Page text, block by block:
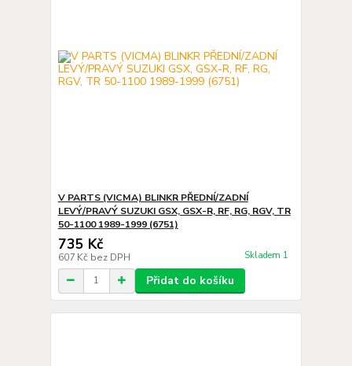
V PARTS (VICMA) BLINKR PŘEDNÍ/ZADNÍ
LEVÝ/PRAVÝ SUZUKI GSX, GSX-R, RF, RG, RGV, TR
50-1100 1989-1999 (6751)
735 Kč
607 Kč bez DPH Skladem 1
Přidat do košíku